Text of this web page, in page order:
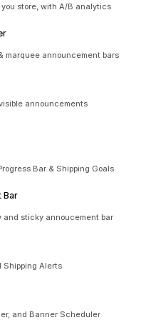
store, with A/B analytics
marquee announcement bars
announcements
Bar & Shipping Goals.
Bar
sticky annoucement bar
Shipping Alerts
and Banner Scheduler